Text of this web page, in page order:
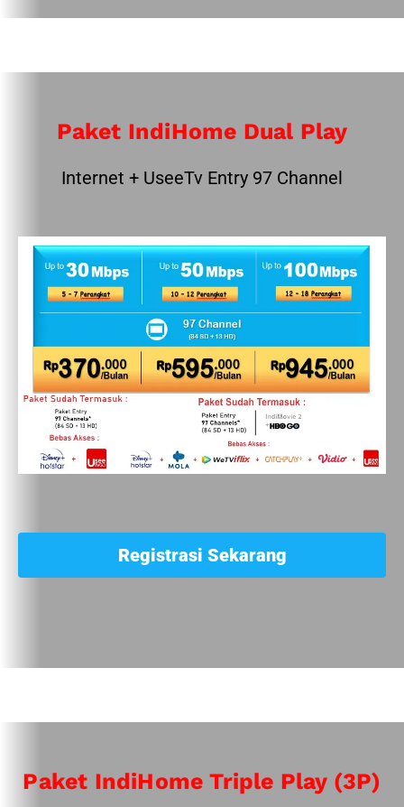
Paket IndiHome Dual Play
Internet + UseeTv Entry 97 Channel
Registrasi Sekarang
Paket IndiHome Triple Play (3P)